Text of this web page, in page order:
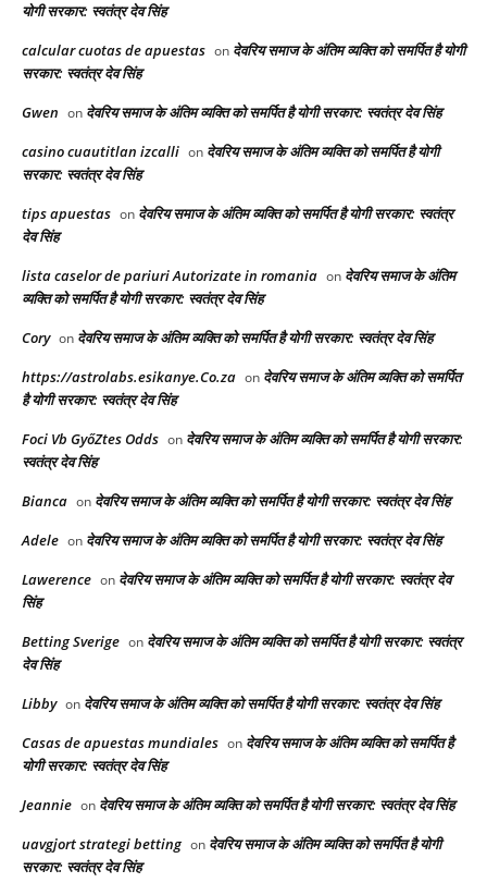
योगी सरकार: स्वतंत्र देव सिंह
calcular cuotas de apuestas on देवरिय समाज के अंतिम व्यक्ति को समर्पित है योगी
सरकार: स्वतंत्र देव सिंह
Gwen on देवरिय समाज के अंतिम व्यक्ति को समर्पित है योगी सरकार: स्वतंत्र देव सिंह
casino cuautitlan izcalli on देवरिय समाज के अंतिम व्यक्ति को समर्पित है योगी
सरकार: स्वतंत्र देव सिंह
tips apuestas on देवरिय समाज के अंतिम व्यक्ति को समर्पित है योगी सरकार: स्वतंत्र
देव सिंह
lista caselor de pariuri Autorizate in romania on देवरिय समाज के अंतिम
व्यक्ति को समर्पित है योगी सरकार: स्वतंत्र देव सिंह
Cory on देवरिय समाज के अंतिम व्यक्ति को समर्पित है योगी सरकार: स्वतंत्र देव सिंह
https://astrolabs.esikanye.Co.za on देवरिय समाज के अंतिम व्यक्ति को समर्पित
है योगी सरकार: स्वतंत्र देव सिंह
Foci Vb GyőZtes Odds on देवरिय समाज के अंतिम व्यक्ति को समर्पित है योगी सरकार:
स्वतंत्र देव सिंह
Bianca on देवरिय समाज के अंतिम व्यक्ति को समर्पित है योगी सरकार: स्वतंत्र देव सिंह
Adele on देवरिय समाज के अंतिम व्यक्ति को समर्पित है योगी सरकार: स्वतंत्र देव सिंह
Lawerence on देवरिय समाज के अंतिम व्यक्ति को समर्पित है योगी सरकार: स्वतंत्र देव
सिंह
Betting Sverige on देवरिय समाज के अंतिम व्यक्ति को समर्पित है योगी सरकार: स्वतंत्र
देव सिंह
Libby on देवरिय समाज के अंतिम व्यक्ति को समर्पित है योगी सरकार: स्वतंत्र देव सिंह
Casas de apuestas mundiales on देवरिय समाज के अंतिम व्यक्ति को समर्पित है
योगी सरकार: स्वतंत्र देव सिंह
Jeannie on देवरिय समाज के अंतिम व्यक्ति को समर्पित है योगी सरकार: स्वतंत्र देव सिंह
uavgjort strategi betting on देवरिय समाज के अंतिम व्यक्ति को समर्पित है योगी
सरकार: स्वतंत्र देव सिंह